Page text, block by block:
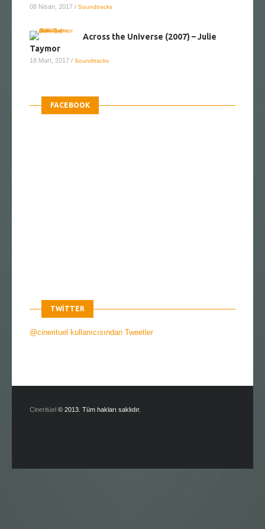
08 Nisan, 2017 / Soundtracks
Across the Universe (2007) – Julie
Taymor
18 Mart, 2017 / Soundtracks
FACEBOOK
TWITTER
@cinerituel kullanıcısından Tweetler
Cineritüel © 2013. Tüm hakları saklıdır.